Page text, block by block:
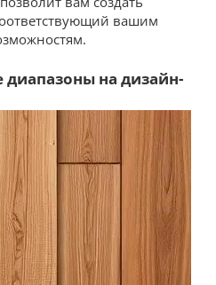
вашим
на дизайн-